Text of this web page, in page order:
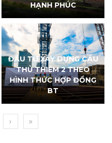
HẠNH PHÚC
ĐẦU TƯ XÂY DỰNG CẦU
THỦ THIÊM 2 THEO
HÌNH THỨC HỢP ĐỒNG
BT
› »